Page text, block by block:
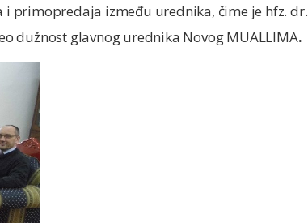
primopredaja između urednika, čime je hfz. dr.
dužnost glavnog urednika Novog MUALLIMA.